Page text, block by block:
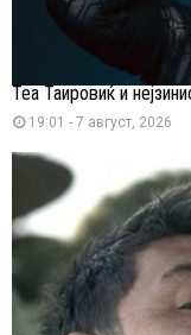
Теа Таировиќ и
19:01 - 7 август, 2026